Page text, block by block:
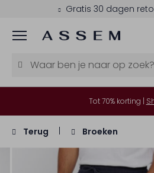
Gratis 30 dagen
Menu
Tot 70% korting |
Terug Broeken